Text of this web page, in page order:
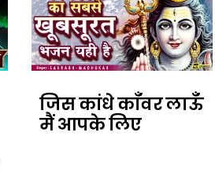
जिस कांधे काँवर लाऊँ
मैं आपके लिए